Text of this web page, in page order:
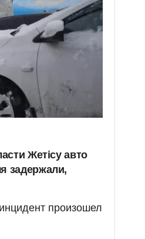
Жетісу авто
задержали,
произошел